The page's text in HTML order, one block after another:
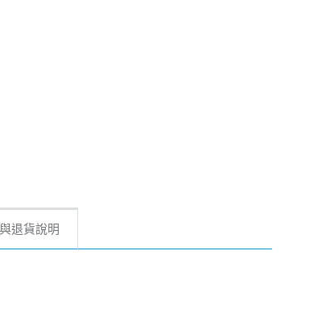
退貨說明